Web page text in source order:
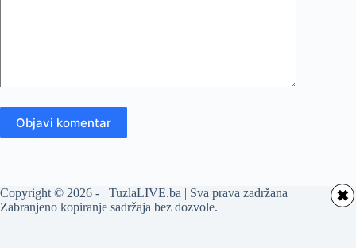
Objavi komentar
Copyright © 2026 - TuzlaLIVE.ba | Sva prava zadržana |
Zabranjeno kopiranje sadržaja bez dozvole.
✖